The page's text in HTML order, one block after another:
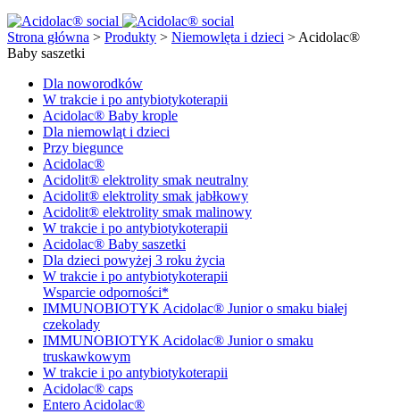
Strona główna > Produkty > Niemowlęta i dzieci > Acidolac®
Baby saszetki
Dla noworodków
W trakcie i po antybiotykoterapii
Acidolac® Baby krople
Dla niemowląt i dzieci
Przy biegunce
Acidolac®
Acidolit® elektrolity smak neutralny
Acidolit® elektrolity smak jabłkowy
Acidolit® elektrolity smak malinowy
W trakcie i po antybiotykoterapii
Acidolac® Baby saszetki
Dla dzieci powyżej 3 roku życia
W trakcie i po antybiotykoterapii
Wsparcie odporności*
IMMUNOBIOTYK Acidolac® Junior o smaku białej
czekolady
IMMUNOBIOTYK Acidolac® Junior o smaku
truskawkowym
W trakcie i po antybiotykoterapii
Acidolac® caps
Entero Acidolac®